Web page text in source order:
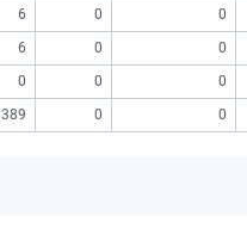
6 0 0
6 0
0
0 0
0
389 0 0